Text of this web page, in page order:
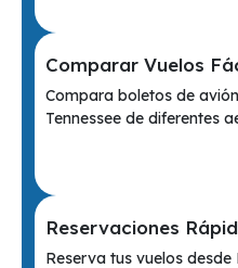
Comparar Vuelos
Compara boletos de
Tennessee de diferentes
Reservaciones
Reserva tus vuelos